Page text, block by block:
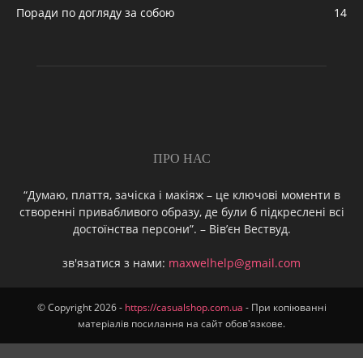
Поради по догляду за собою
14
ПРО НАС
“Думаю, плаття, зачіска і макіяж – це ключові моменти в
створенні привабливого образу, де були б підкреслені всі
достоїнства персони”. – Вів’єн Вествуд.
зв'язатися з нами: maxwelhelp@gmail.com
© Copyright 2026 - https://casualshop.com.ua - При копіюванні
матеріалів посилання на сайт обов'язкове.